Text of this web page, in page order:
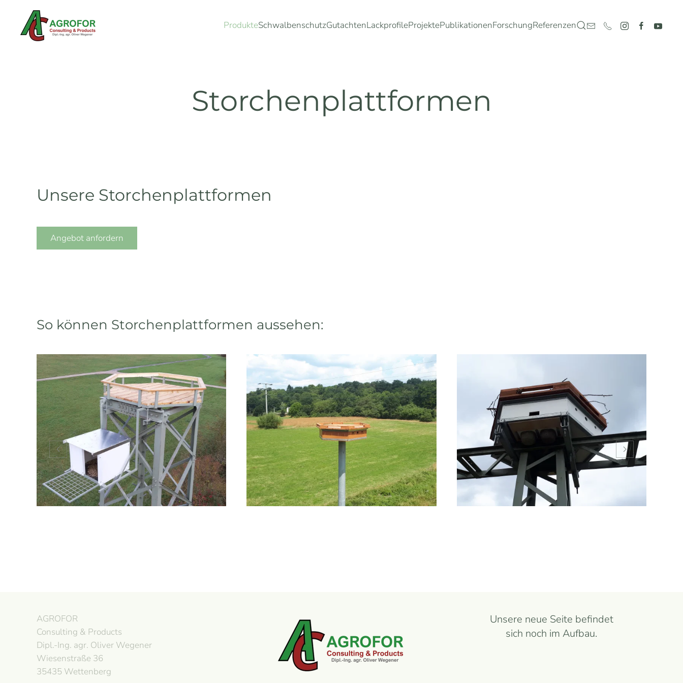
Skip to main content ProdukteSchwalbenschutzGutachtenLackprofileProjektePublikationenForschungReferenzen
Storchenplattformen
Unsere Storchenplattformen
Angebot anfordern
So können Storchenplattformen aussehen:
AGROFOR
Consulting & Products
Dipl.-Ing. agr. Oliver Wegener
Wiesenstraße 36
35435 Wettenberg
Unsere neue Seite befindet
sich noch im Aufbau.